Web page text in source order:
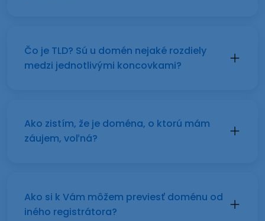
Čo je TLD? Sú u domén nejaké rozdiely
medzi jednotlivými koncovkami?
Ako zistím, že je doména, o ktorú mám
záujem, voľná?
Ako si k Vám môžem previesť doménu od
iného registrátora?